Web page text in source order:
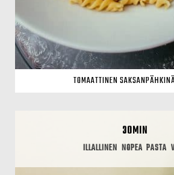
TOMAATTINEN
30MIN
ILLALLINEN NOPEA PASTA